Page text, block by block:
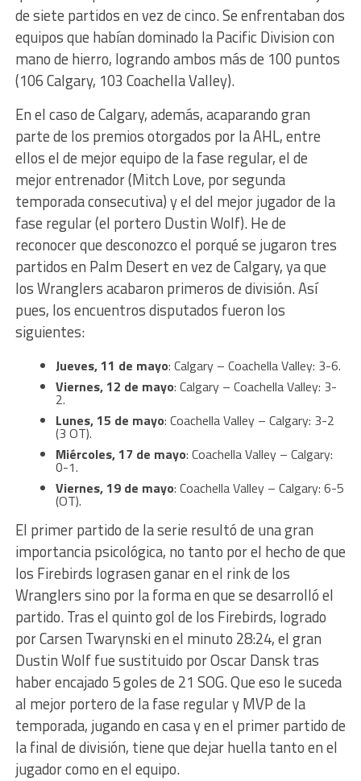
de siete partidos en vez de cinco. Se enfrentaban dos
equipos que habían dominado la Pacific Division con
mano de hierro, logrando ambos más de 100 puntos
(106 Calgary, 103 Coachella Valley).
En el caso de Calgary, además, acaparando gran
parte de los premios otorgados por la AHL, entre
ellos el de mejor equipo de la fase regular, el de
mejor entrenador (Mitch Love, por segunda
temporada consecutiva) y el del mejor jugador de la
fase regular (el portero Dustin Wolf). He de
reconocer que desconozco el porqué se jugaron tres
partidos en Palm Desert en vez de Calgary, ya que
los Wranglers acabaron primeros de división. Así
pues, los encuentros disputados fueron los
siguientes:
Jueves, 11 de mayo: Calgary – Coachella Valley: 3-6.
Viernes, 12 de mayo: Calgary – Coachella Valley: 3-
2.
Lunes, 15 de mayo: Coachella Valley – Calgary: 3-2
(3 OT).
Miércoles, 17 de mayo: Coachella Valley – Calgary:
0-1.
Viernes, 19 de mayo: Coachella Valley – Calgary: 6-5
(OT).
El primer partido de la serie resultó de una gran
importancia psicológica, no tanto por el hecho de que
los Firebirds lograsen ganar en el rink de los
Wranglers sino por la forma en que se desarrolló el
partido. Tras el quinto gol de los Firebirds, logrado
por Carsen Twarynski en el minuto 28:24, el gran
Dustin Wolf fue sustituido por Oscar Dansk tras
haber encajado 5 goles de 21 SOG. Que eso le suceda
al mejor portero de la fase regular y MVP de la
temporada, jugando en casa y en el primer partido de
la final de división, tiene que dejar huella tanto en el
jugador como en el equipo.